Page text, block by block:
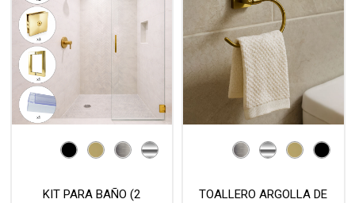
KIT PARA BAÑO (2
TOALLERO ARGOLLA DE